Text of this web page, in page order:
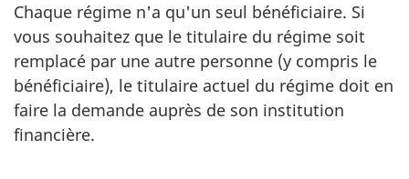
Chaque régime n'a qu'un seul bénéficiaire. Si
vous souhaitez que le titulaire du régime soit
remplacé par une autre personne (y compris le
bénéficiaire), le titulaire actuel du régime doit en
faire la demande auprès de son institution
financière.